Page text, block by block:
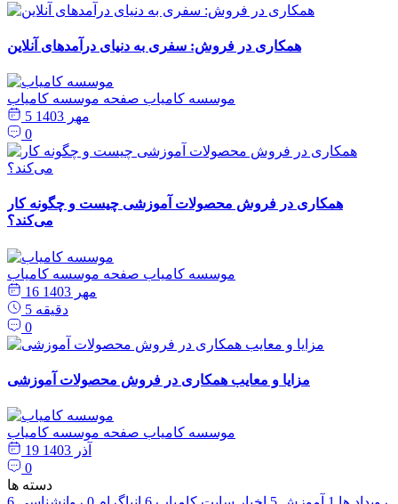
همکاری در فروش: سفری به دنیای درآمدهای آنلاین
موسسه کامیاب صفحه موسسه کامیاب
5 مهر 1403
0
همکاری در فروش محصولات آموزشی چیست و چگونه کار
می‌کند؟
موسسه کامیاب صفحه موسسه کامیاب
16 مهر 1403
5 دقیقه
0
مزایا و معایب همکاری در فروش محصولات آموزشی
موسسه کامیاب صفحه موسسه کامیاب
19 آذر 1403
0
دسته ها